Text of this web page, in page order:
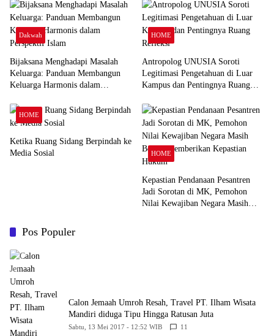
Dakwah
Bijaksana Menghadapi Masalah
Keluarga: Panduan Membangun
Keluarga Harmonis dalam
HOME
Antropolog UNUSIA Soroti
Legitimasi Pengetahuan di Luar
Kampus dan Pentingnya Ruang
HOME
Ketika Ruang Sidang Berpindah ke
Media Sosial
HOME
Kepastian Pendanaan Pesantren
Jadi Sorotan di MK, Pemohon
Nilai Kewajiban Negara Masih
Pos Populer
Calon Jemaah Umroh Resah, Travel PT. Ilham Wisata
Mandiri diduga Tipu Hingga Ratusan Juta
Sabtu, 13 Mei 2017 - 12:52 WIB 11